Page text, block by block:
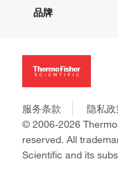
社交媒体
招聘
新闻
社会责任
商标
政策和通知
品牌
Applied Biosystems
Ion Torrent
Unity Lab Services
Patheon
服务条款 隐私政
© 2006-2026
reserved. All
Scientific and its